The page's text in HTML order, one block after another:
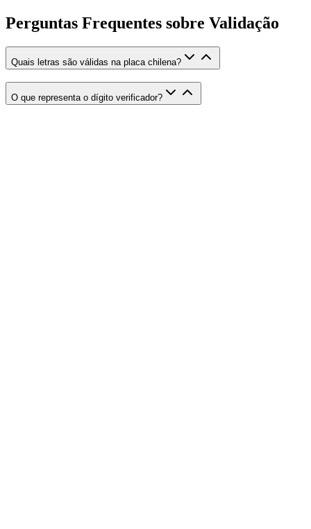
Perguntas Frequentes sobre Validação
Quais letras são válidas na placa chilena?
O que representa o dígito verificador?